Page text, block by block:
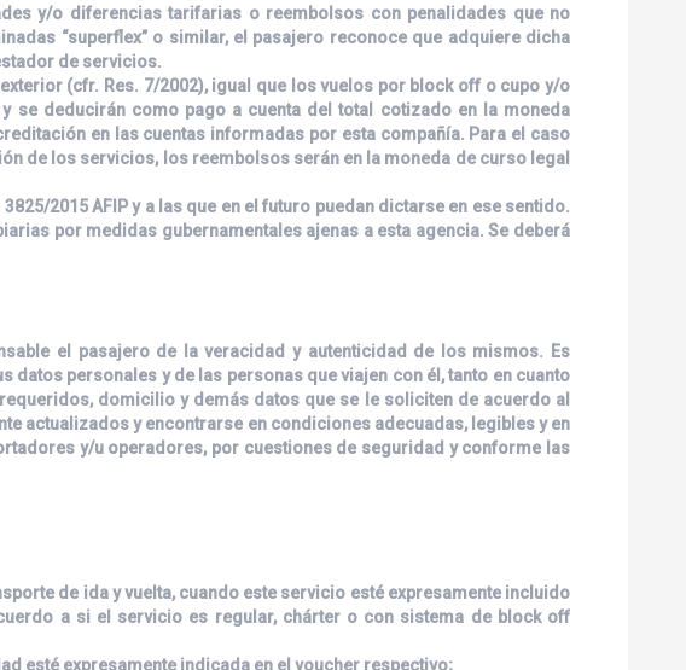
y/o diferencias tarifarias o reembolsos con penalidades que no
“superflex” o similar, el pasajero reconoce que adquiere dicha
de servicios.
(cfr. Res. 7/2002), igual que los vuelos por block off o cupo y/o
se deducirán como pago a cuenta del total cotizado en la moneda
en las cuentas informadas por esta compañía. Para el caso
de los servicios, los reembolsos serán en la moneda de curso legal
2015 AFIP y a las que en el futuro puedan dictarse en ese sentido.
por medidas gubernamentales ajenas a esta agencia. Se deberá
el pasajero de la veracidad y autenticidad de los mismos. Es
personales y de las personas que viajen con él, tanto en cuanto
domicilio y demás datos que se le soliciten de acuerdo al
actualizados y encontrarse en condiciones adecuadas, legibles y en
y/u operadores, por cuestiones de seguridad y conforme las
de ida y vuelta, cuando este servicio esté expresamente incluido
a si el servicio es regular, chárter o con sistema de block off
esté expresamente indicada en el voucher respectivo;